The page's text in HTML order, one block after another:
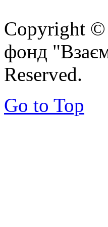
Copyright ©
фонд
Reserved.
Go to Top